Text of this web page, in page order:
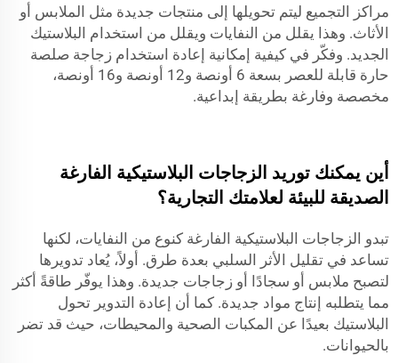
مراكز التجميع ليتم تحويلها إلى منتجات جديدة مثل الملابس أو
الأثاث. وهذا يقلل من النفايات ويقلل من استخدام البلاستيك
الجديد. وفكّر في كيفية إمكانية إعادة استخدام زجاجة صلصة
حارة قابلة للعصر بسعة 6 أونصة و12 أونصة و16 أونصة،
مخصصة وفارغة بطريقة إبداعية.
أين يمكنك توريد الزجاجات البلاستيكية الفارغة
الصديقة للبيئة لعلامتك التجارية؟
تبدو الزجاجات البلاستيكية الفارغة كنوع من النفايات، لكنها
تساعد في تقليل الأثر السلبي بعدة طرق. أولاً، يُعاد تدويرها
لتصبح ملابس أو سجادًا أو زجاجات جديدة. وهذا يوفّر طاقةً أكثر
مما يتطلبه إنتاج مواد جديدة. كما أن إعادة التدوير تحول
البلاستيك بعيدًا عن المكبات الصحية والمحيطات، حيث قد تضر
بالحيوانات.